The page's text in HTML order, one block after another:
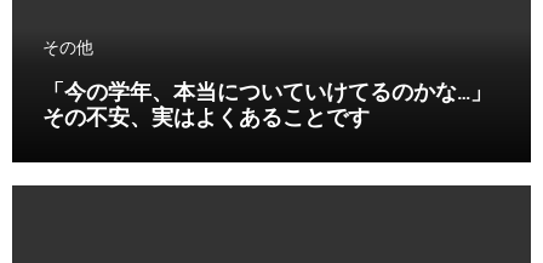
その他
「今の学年、本当についていけてるのかな…」
その不安、実はよくあることです